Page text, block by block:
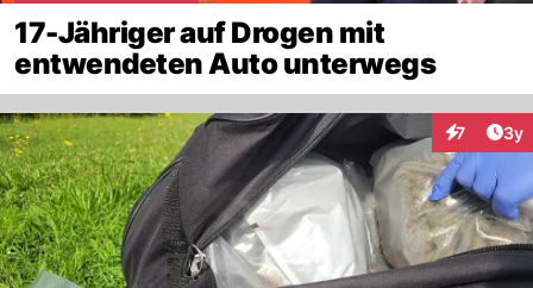
17-Jähriger auf Drogen mit
entwendeten Auto unterwegs
7 3y